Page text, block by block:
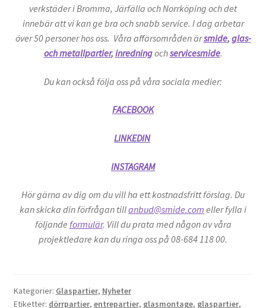
verkstäder i Bromma, Järfälla och Norrköping och det
innebär att vi kan ge bra och snabb service. I dag arbetar
över 50 personer hos oss. Våra affärsområden ärsmide, glas-
och metallpartier, inredningochservicesmide.
Du kan också följa oss på våra sociala medier:
FACEBOOK
LINKEDIN
INSTAGRAM
Hör gärna av dig om du vill ha ett kostnadsfritt förslag. Du
kan skicka din förfrågan tillanbud@smide.com eller fylla i
följande formulär. Vill du prata med någon av våra
projektledare kan du ringa oss på 08-684 118 00.
Kategorier: Glaspartier, Nyheter
Etiketter: dörrpartier, entrepartier, glasmontage, glaspartier,